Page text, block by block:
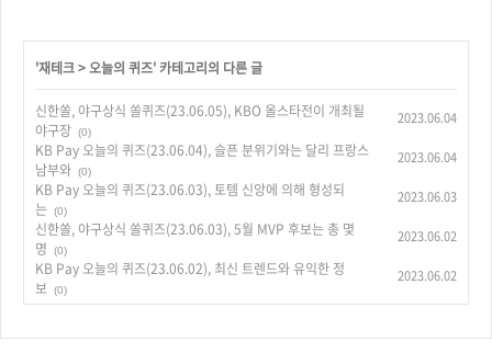
'재테크>오늘의 퀴즈' 카테고리의 다른 글
신한쏠, 야구상식 쏠퀴즈(23.06.05), KBO 올스타전이 개최될
야구장 (0)
2023.06.04
KB Pay 오늘의 퀴즈(23.06.04), 슬픈 분위기와는 달리 프랑스
남부와 (0)
2023.06.04
KB Pay 오늘의 퀴즈(23.06.03), 토템 신앙에 의해 형성되
는 (0)
2023.06.03
신한쏠, 야구상식 쏠퀴즈(23.06.03), 5월 MVP 후보는 총 몇
명
(0)
2023.06.02
KB Pay 오늘의 퀴즈(23.06.02), 최신 트렌드와 유익한 정
보
(0)
2023.06.02